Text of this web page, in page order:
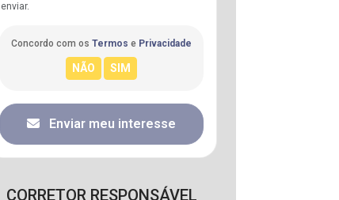
enviar.
Concordo com os Termos e Privacidade
Enviar meu interesse
CORRETOR RESPONSÁVEL